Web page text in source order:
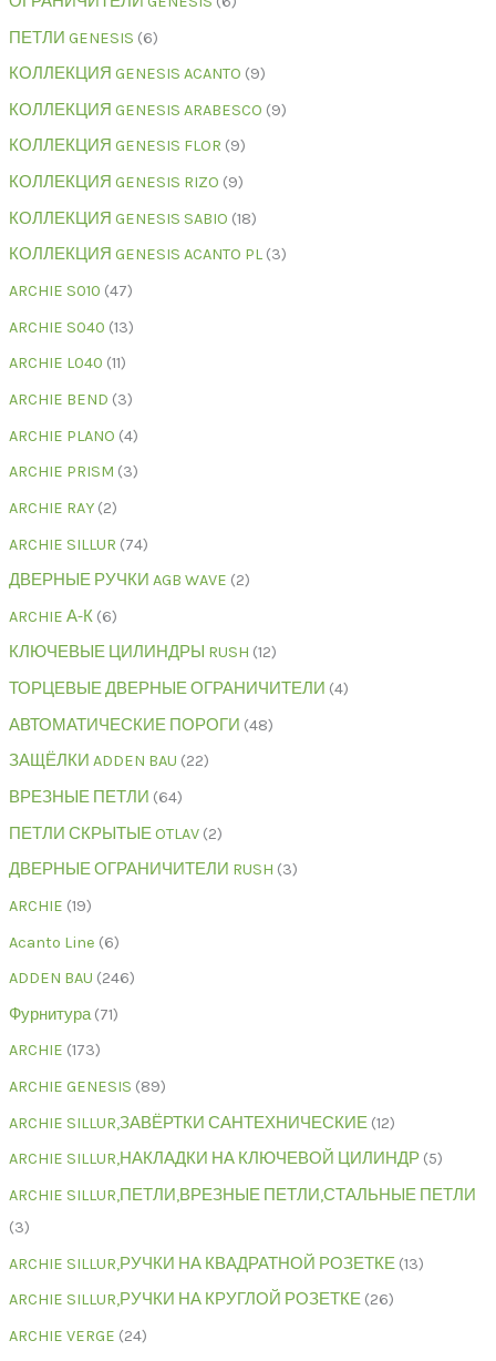
ПЕТЛИ GENESIS 6
КОЛЛЕКЦИЯ GENESIS ACANTO 9
КОЛЛЕКЦИЯ GENESIS ARABESCO 9
КОЛЛЕКЦИЯ GENESIS FLOR 9
КОЛЛЕКЦИЯ GENESIS RIZO 9
КОЛЛЕКЦИЯ GENESIS SABIO 18
КОЛЛЕКЦИЯ GENESIS ACANTO PL 3
ARCHIE S010 47
ARCHIE S040 13
ARCHIE L040 11
ARCHIE BEND 3
ARCHIE PLANO 4
ARCHIE PRISM 3
ARCHIE RAY 2
ARCHIE SILLUR 74
ДВЕРНЫЕ РУЧКИ AGB WAVE 2
ARCHIE А-К 6
КЛЮЧЕВЫЕ ЦИЛИНДРЫ RUSH 12
ТОРЦЕВЫЕ ДВЕРНЫЕ ОГРАНИЧИТЕЛИ 4
АВТОМАТИЧЕСКИЕ ПОРОГИ 48
ЗАЩЁЛКИ ADDEN BAU 22
ВРЕЗНЫЕ ПЕТЛИ 64
ПЕТЛИ СКРЫТЫЕ OTLAV 2
ДВЕРНЫЕ ОГРАНИЧИТЕЛИ RUSH 3
ARCHIE 19
Acanto Line 6
ADDEN BAU 246
Фурнитура 71
ARCHIE 173
ARCHIE GENESIS 89
ARCHIE SILLUR,ЗАВЁРТКИ САНТЕХНИЧЕСКИЕ 12
ARCHIE SILLUR,НАКЛАДКИ НА КЛЮЧЕВОЙ ЦИЛИНДР 5
ARCHIE SILLUR,ПЕТЛИ,ВРЕЗНЫЕ ПЕТЛИ,СТАЛЬНЫЕ ПЕТЛИ
3
ARCHIE SILLUR,РУЧКИ НА КВАДРАТНОЙ РОЗЕТКЕ 13
ARCHIE SILLUR,РУЧКИ НА КРУГЛОЙ РОЗЕТКЕ 26
ARCHIE VERGE 24